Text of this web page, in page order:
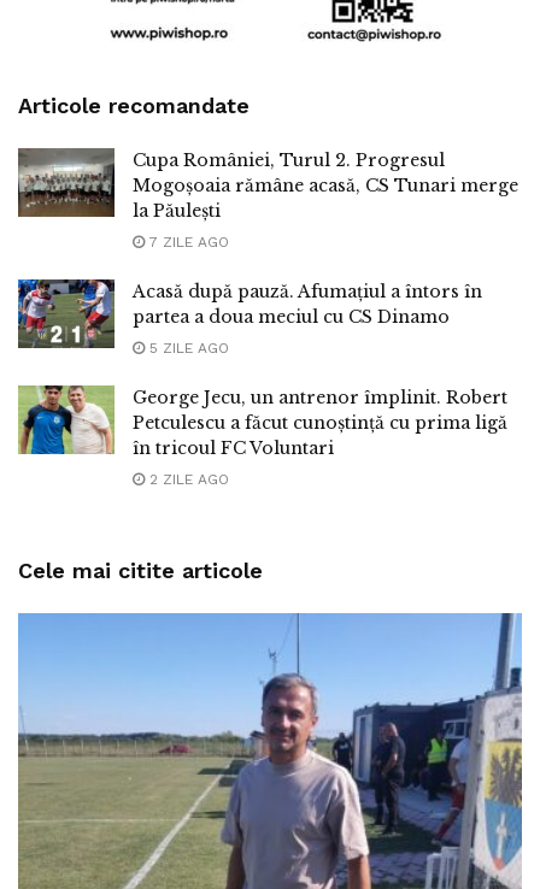
Articole recomandate
Cupa României, Turul 2. Progresul
Mogoșoaia rămâne acasă, CS Tunari merge
la Păulești
7 ZILE AGO
Acasă după pauză. Afumațiul a întors în
partea a doua meciul cu CS Dinamo
5 ZILE AGO
George Jecu, un antrenor împlinit. Robert
Petculescu a făcut cunoștință cu prima ligă
în tricoul FC Voluntari
2 ZILE AGO
Cele mai citite articole